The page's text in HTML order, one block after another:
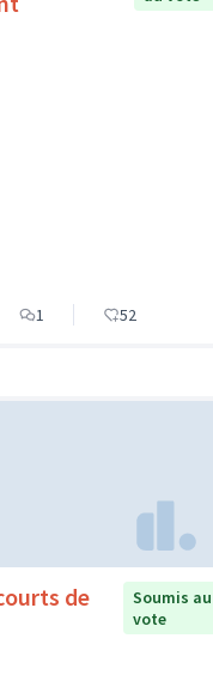
1 52
de
Soumis au
vote